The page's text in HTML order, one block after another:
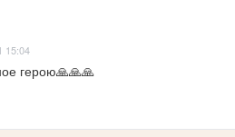
15:04
герою🙏🙏🙏